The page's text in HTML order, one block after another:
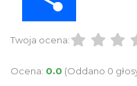
Twoja ocena:
Ocena: 0.0 (Oddano 0